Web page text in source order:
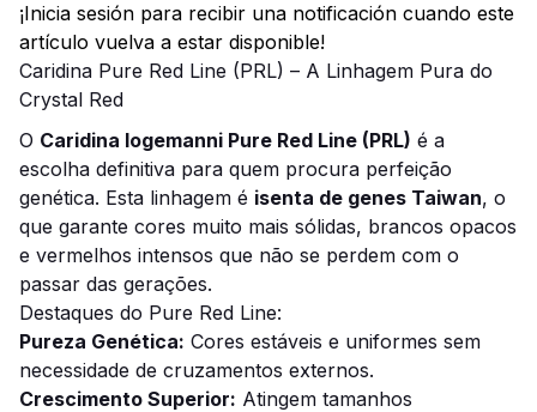
¡Inicia sesión para recibir una notificación cuando este
artículo vuelva a estar disponible!
Caridina Pure Red Line (PRL) – A Linhagem Pura do
Crystal Red
O Caridina logemanni Pure Red Line (PRL) é a
escolha definitiva para quem procura perfeição
genética. Esta linhagem é isenta de genes Taiwan, o
que garante cores muito mais sólidas, brancos opacos
e vermelhos intensos que não se perdem com o
passar das gerações.
Destaques do Pure Red Line:
Pureza Genética: Cores estáveis e uniformes sem
necessidade de cruzamentos externos.
Crescimento Superior: Atingem tamanhos